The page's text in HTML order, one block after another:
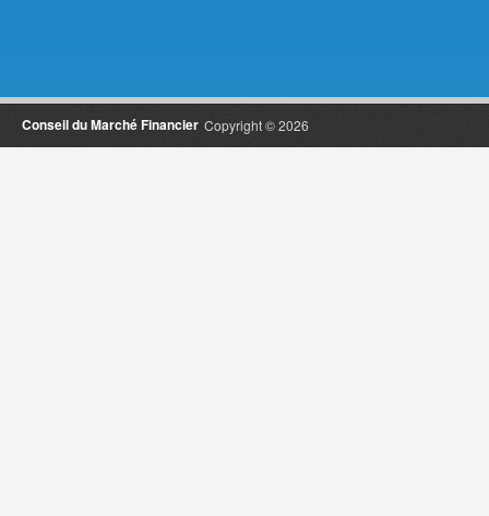
Copyright © 2026
Conseil du Marché Financier